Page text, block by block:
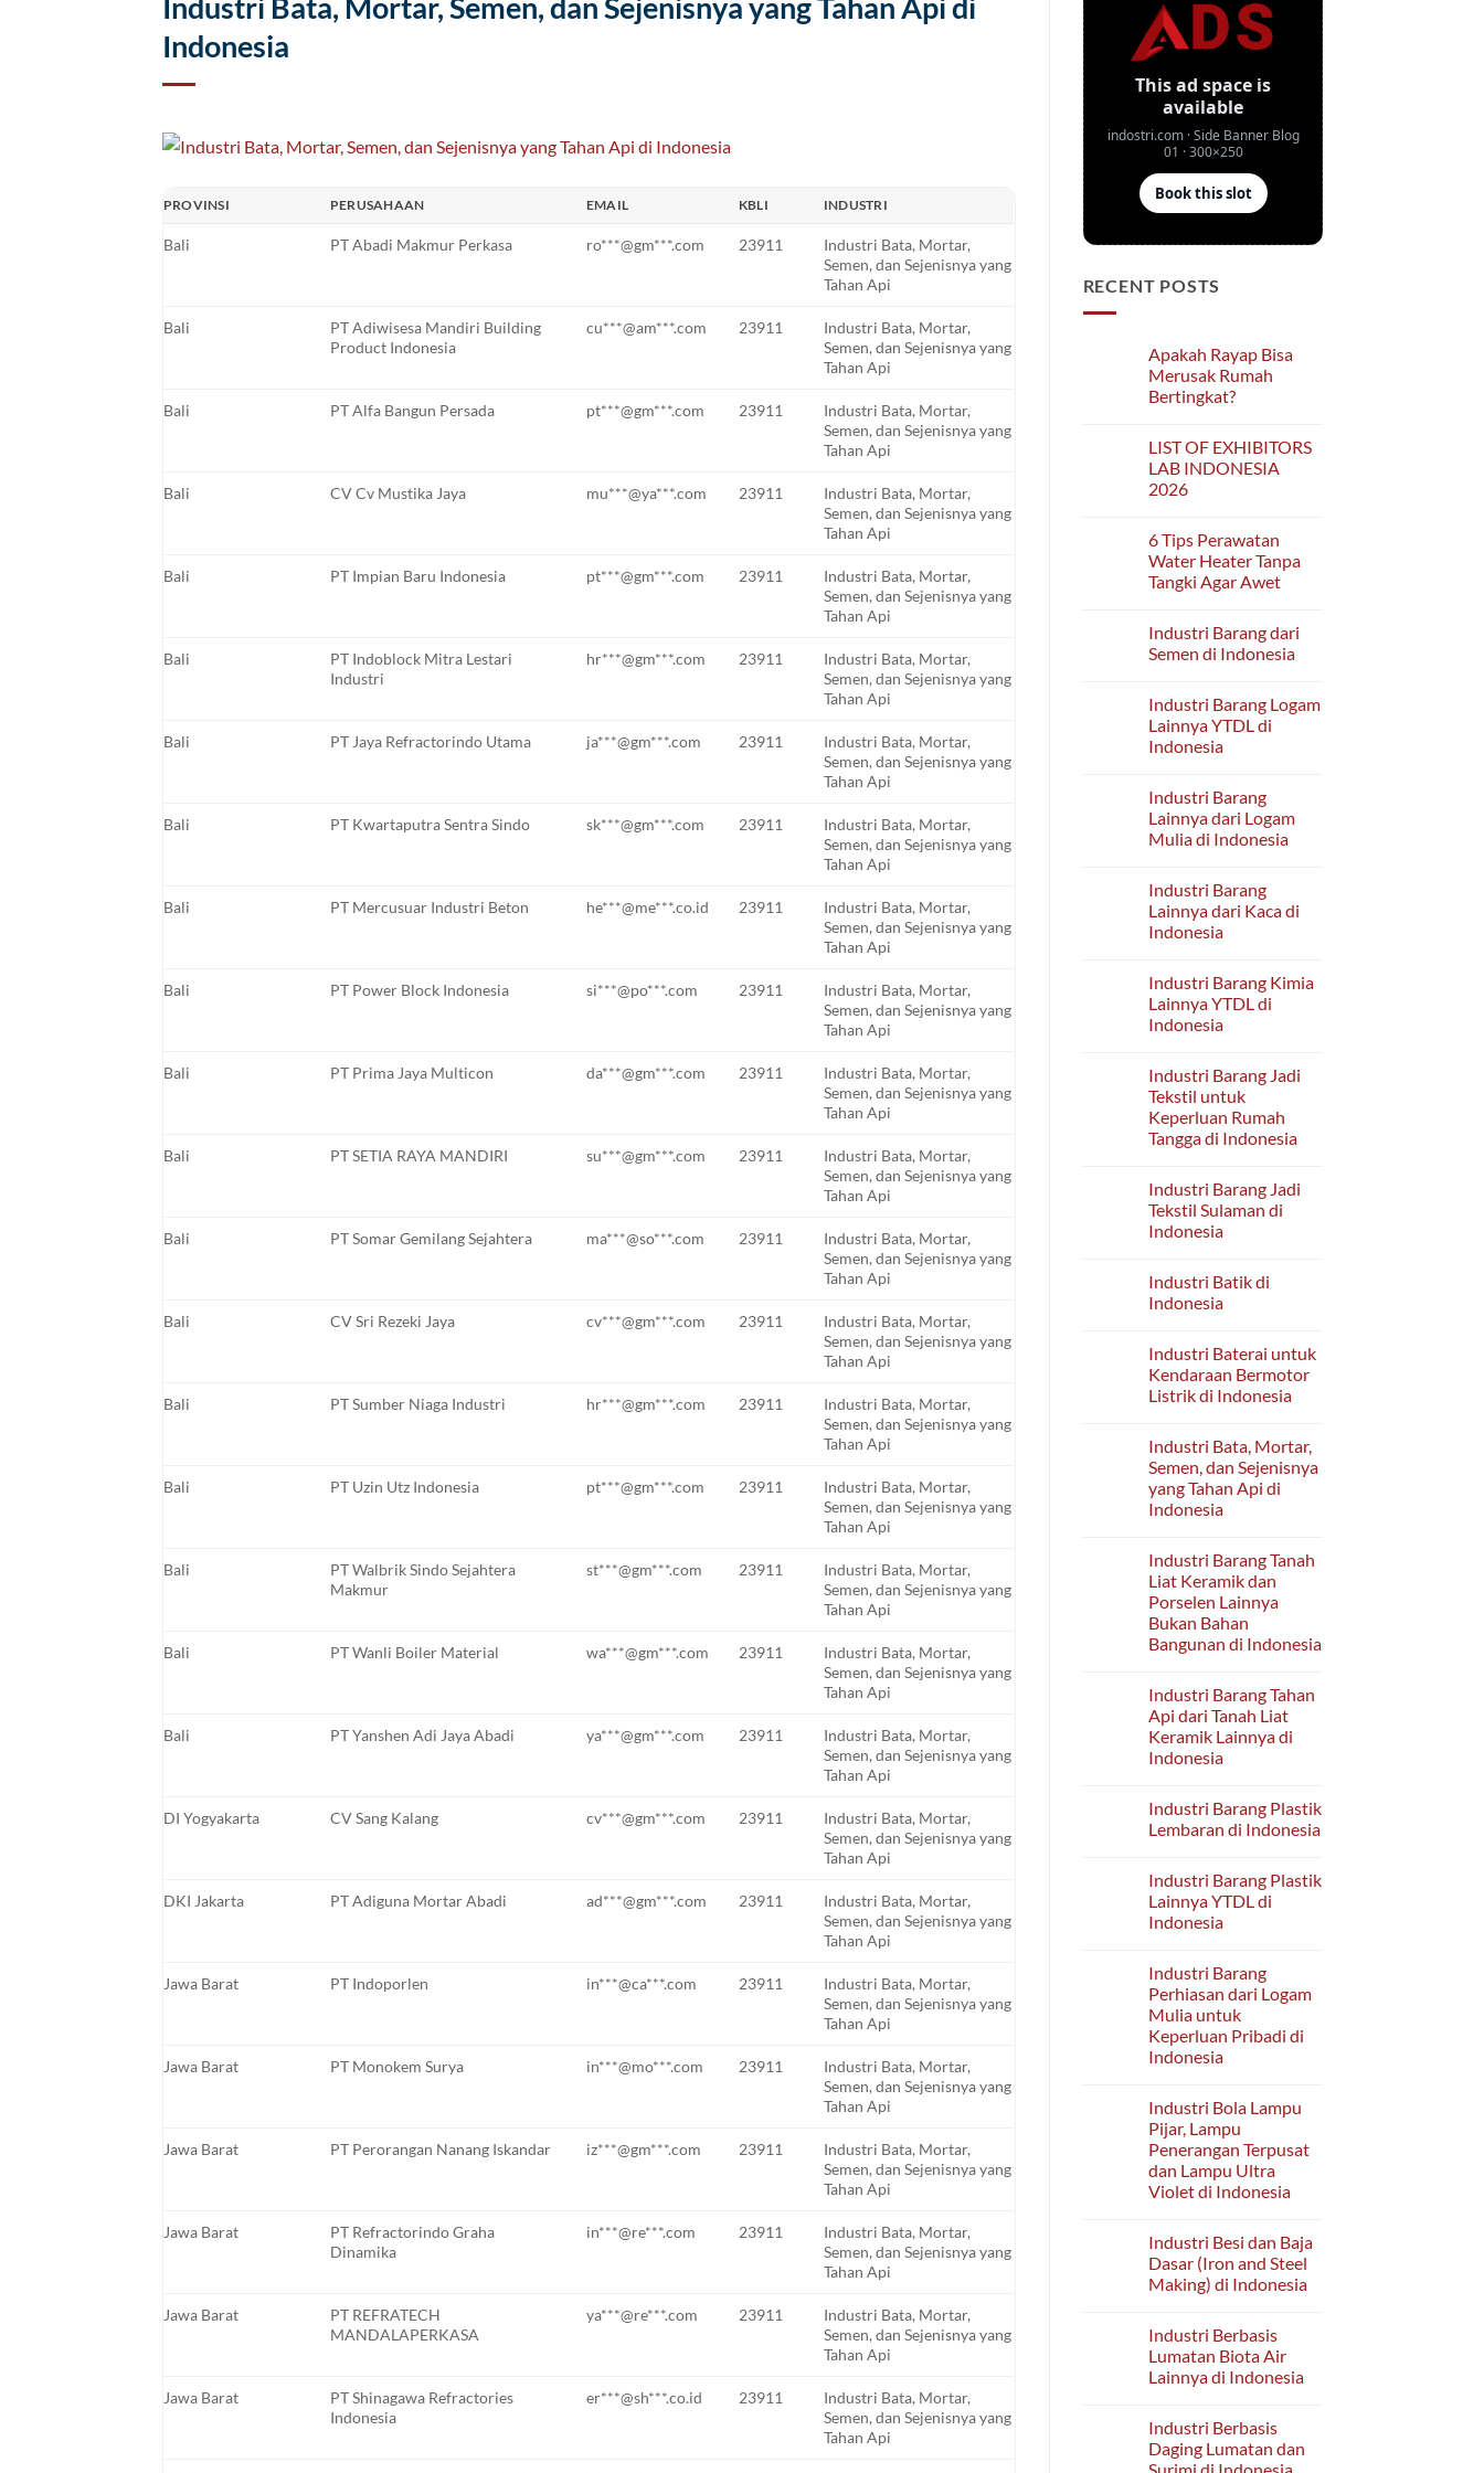
Indonesia
PROVINSI PERUSAHAAN EMAIL KBLI INDUSTRI
Bali PT Abadi Makmur Perkasa ro***@gm***.com 23911
Industri Bata, Mortar,
Semen, dan Sejenisnya yang
Tahan Api
Bali
PT Adiwisesa Mandiri Building
Product Indonesia
cu***@am***.com 23911
Industri Bata, Mortar,
Semen, dan Sejenisnya yang
Tahan Api
Bali PT Alfa Bangun Persada pt***@gm***.com 23911
Industri Bata, Mortar,
Semen, dan Sejenisnya yang
Tahan Api
Bali CV Cv Mustika Jaya mu***@ya***.com 23911
Industri Bata, Mortar,
Semen, dan Sejenisnya yang
Tahan Api
Bali PT Impian Baru Indonesia pt***@gm***.com 23911
Industri Bata, Mortar,
Semen, dan Sejenisnya yang
Tahan Api
Bali
PT Indoblock Mitra Lestari
Industri
hr***@gm***.com 23911
Industri Bata, Mortar,
Semen, dan Sejenisnya yang
Tahan Api
Bali PT Jaya Refractorindo Utama ja***@gm***.com 23911
Industri Bata, Mortar,
Semen, dan Sejenisnya yang
Tahan Api
Bali PT Kwartaputra Sentra Sindo sk***@gm***.com 23911
Industri Bata, Mortar,
Semen, dan Sejenisnya yang
Tahan Api
Bali PT Mercusuar Industri Beton he***@me***.co.id 23911
Industri Bata, Mortar,
Semen, dan Sejenisnya yang
Tahan Api
Bali PT Power Block Indonesia si***@po***.com 23911
Industri Bata, Mortar,
Semen, dan Sejenisnya yang
Tahan Api
Bali PT Prima Jaya Multicon da***@gm***.com 23911
Industri Bata, Mortar,
Semen, dan Sejenisnya yang
Tahan Api
Bali PT SETIA RAYA MANDIRI su***@gm***.com 23911
Industri Bata, Mortar,
Semen, dan Sejenisnya yang
Tahan Api
Bali PT Somar Gemilang Sejahtera ma***@so***.com 23911
Industri Bata, Mortar,
Semen, dan Sejenisnya yang
Tahan Api
Bali CV Sri Rezeki Jaya cv***@gm***.com 23911
Industri Bata, Mortar,
Semen, dan Sejenisnya yang
Tahan Api
Bali PT Sumber Niaga Industri hr***@gm***.com 23911
Industri Bata, Mortar,
Semen, dan Sejenisnya yang
Tahan Api
Bali PT Uzin Utz Indonesia pt***@gm***.com 23911
Industri Bata, Mortar,
Semen, dan Sejenisnya yang
Tahan Api
Bali
PT Walbrik Sindo Sejahtera
Makmur
st***@gm***.com 23911
Industri Bata, Mortar,
Semen, dan Sejenisnya yang
Tahan Api
Bali PT Wanli Boiler Material wa***@gm***.com 23911
Industri Bata, Mortar,
Semen, dan Sejenisnya yang
Tahan Api
Bali PT Yanshen Adi Jaya Abadi ya***@gm***.com 23911
Industri Bata, Mortar,
Semen, dan Sejenisnya yang
Tahan Api
DI Yogyakarta CV Sang Kalang cv***@gm***.com 23911
Industri Bata, Mortar,
Semen, dan Sejenisnya yang
Tahan Api
DKI Jakarta PT Adiguna Mortar Abadi ad***@gm***.com 23911
Industri Bata, Mortar,
Semen, dan Sejenisnya yang
Tahan Api
Jawa Barat PT Indoporlen in***@ca***.com 23911
Industri Bata, Mortar,
Semen, dan Sejenisnya yang
Tahan Api
Jawa Barat PT Monokem Surya in***@mo***.com 23911
Industri Bata, Mortar,
Semen, dan Sejenisnya yang
Tahan Api
Jawa Barat PT Perorangan Nanang Iskandar iz***@gm***.com 23911
Industri Bata, Mortar,
Semen, dan Sejenisnya yang
Tahan Api
Jawa Barat
PT Refractorindo Graha
Dinamika
in***@re***.com 23911
Industri Bata, Mortar,
Semen, dan Sejenisnya yang
Tahan Api
Jawa Barat
PT REFRATECH
MANDALAPERKASA
ya***@re***.com 23911
Industri Bata, Mortar,
Semen, dan Sejenisnya yang
Tahan Api
Jawa Barat
PT Shinagawa Refractories
Indonesia
er***@sh***.co.id 23911
Industri Bata, Mortar,
Semen, dan Sejenisnya yang
Tahan Api
RECENT POSTS
Apakah Rayap Bisa
Merusak Rumah
Bertingkat?
on
Apakah
Rayap
Bisa
Bertingkat?
LIST OF EXHIBITORS
LAB INDONESIA
2026
on
LIST
OF
EXHIBITORS
2026
6 Tips Perawatan
Water Heater Tanpa
Tangki Agar Awet
on
6
Tips
Heater
Tanpa
Tangki
Agar
Industri Barang dari
Semen di Indonesia
on
Industri
Barang
dari
Indonesia
Industri Barang Logam
Lainnya YTDL di
Indonesia
on
Industri
Barang
Logam
di
Indonesia
Industri Barang
Lainnya dari Logam
Mulia di Indonesia
on
Industri
Barang
Lainnya
Mulia
di
Indonesia
Industri Barang
Lainnya dari Kaca di
Indonesia
on
Industri
Barang
Lainnya
di
Indonesia
Industri Barang Kimia
Lainnya YTDL di
Indonesia
on
Industri
Barang
Kimia
Lainnya
YTDL
Industri Barang Jadi
Tekstil untuk
Keperluan Rumah
Tangga di Indonesia
on
Industri
Barang
Jadi
Keperluan
Rumah
Tangga
Industri Barang Jadi
Tekstil Sulaman di
Indonesia
on
Industri
Barang
Sulaman
di
Indonesia
Industri Batik di
Indonesia
on
Industri
Batik
Industri Baterai untuk
Kendaraan Bermotor
Listrik di Indonesia
on
Industri
Baterai
untuk
Kendaraan
Bermotor
Indonesia
Industri Bata, Mortar,
Semen, dan Sejenisnya
yang Tahan Api di
Indonesia
on
Industri
Bata,
Mortar,
Semen,
dan
Sejenisnya
Api
di
Indonesia
Industri Barang Tanah
Liat Keramik dan
Porselen Lainnya
Bukan Bahan
Bangunan di Indonesia
on
Industri
Barang
Tanah
Liat
Keramik
Lainnya
Bukan
Bahan
Indonesia
Industri Barang Tahan
Api dari Tanah Liat
Keramik Lainnya di
Indonesia
on
Industri
Barang
dari
Tanah
Liat
Keramik
Indonesia
Industri Barang Plastik
Lembaran di Indonesia
on
Industri
Barang
Plastik
Indonesia
Industri Barang Plastik
Lainnya YTDL di
Indonesia
on
Industri
Barang
Plastik
Lainnya
YTDL
di
Industri Barang
Perhiasan dari Logam
Mulia untuk
Keperluan Pribadi di
Indonesia
on
Industri
Barang
Perhiasan
dari
Logam
Mulia
Pribadi
di
Indonesia
Industri Bola Lampu
Pijar, Lampu
Penerangan Terpusat
dan Lampu Ultra
Violet di Indonesia
on
Industri
Bola
Lampu
Penerangan
Terpusat
dan
Lampu
Ultra
Indonesia
Industri Besi dan Baja
Dasar (Iron and Steel
Making) di Indonesia
on
Industri
Besi
dan
(Iron
and
Steel
Making)
Industri Berbasis
Lumatan Biota Air
Lainnya di Indonesia
on
Industri
Berbasis
Lumatan
Industri Berbasis
Daging Lumatan dan
Surimi di Indonesia